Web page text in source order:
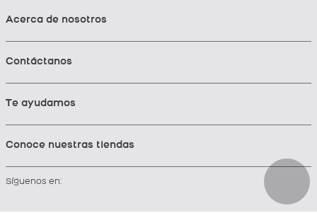
Acerca de nosotros
Contáctanos
Te ayudamos
Conoce nuestras tiendas
Síguenos en: